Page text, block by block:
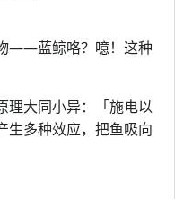
——蓝鲸咯？噫！这种
理大同小异：「施电以
生多种效应，把鱼吸向